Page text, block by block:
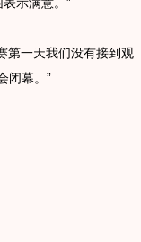
一天我们没有接到观
闭幕。”